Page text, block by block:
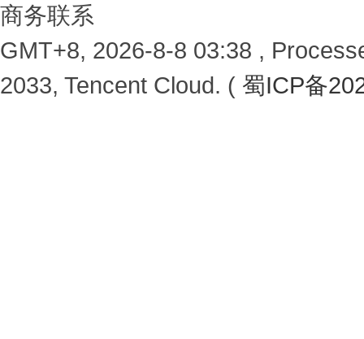
商务联系
GMT+8, 2026-8-8 03:38 ,
2033, Tencent Cloud. ( 蜀ICP备